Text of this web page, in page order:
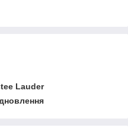
Lauder